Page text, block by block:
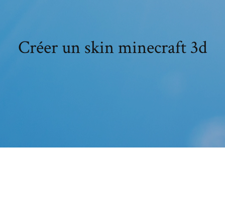
Créer un skin minecraft 3d